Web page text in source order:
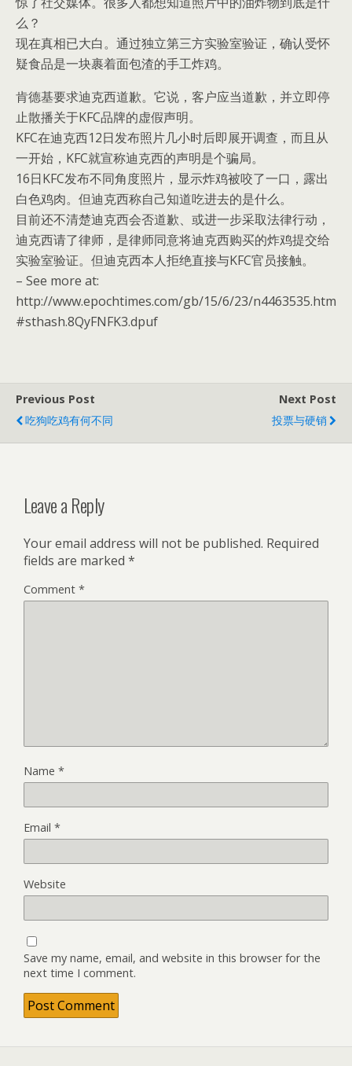
么？
现在真相已大白。通过独立第三方实验室验证，确认受怀
疑食品是一块裹着面包渣的手工炸鸡。
肯德基要求迪克西道歉。它说，客户应当道歉，并立即停
止散播关于KFC品牌的虚假声明。
KFC在迪克西12日发布照片几小时后即展开调查，而且从
一开始，KFC就宣称迪克西的声明是个骗局。
16日KFC发布不同角度照片，显示炸鸡被咬了一口，露出
白色鸡肉。但迪克西称自己知道吃进去的是什么。
目前还不清楚迪克西会否道歉、或进一步采取法律行动，
迪克西请了律师，是律师同意将迪克西购买的炸鸡提交给
实验室验证。但迪克西本人拒绝直接与KFC官员接触。
– See more at:
http://www.epochtimes.com/gb/15/6/23/n4463535.htm
#sthash.8QyFNFK3.dpuf
Previous Post
吃狗吃鸡有何不同
Next Post
投票与硬销
Leave a Reply
Your email address will not be published. Required
fields are marked *
Comment *
Name *
Email *
Website
Save my name, email, and website in this browser for the
next time I comment.